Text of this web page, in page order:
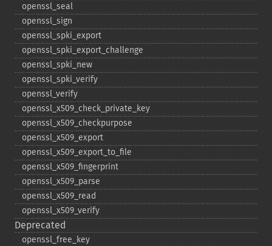
openssl_​seal
openssl_​sign
openssl_​spki_​export
openssl_​spki_​export_​challenge
openssl_​spki_​new
openssl_​spki_​verify
openssl_​verify
openssl_​x509_​check_​private_​key
openssl_​x509_​checkpurpose
openssl_​x509_​export
openssl_​x509_​export_​to_​file
openssl_​x509_​fingerprint
openssl_​x509_​parse
openssl_​x509_​read
openssl_​x509_​verify
Deprecated
openssl_​free_​key